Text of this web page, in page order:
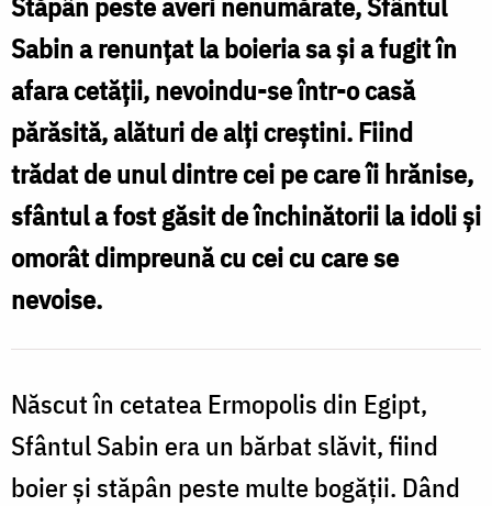
‒
drumul
spre
sfințenie
Sabin a renunțat la boieria sa și a fugit în
afara cetății, nevoindu-se într-o casă
părăsită, alături de alți creștini. Fiind
trădat de unul dintre cei pe care îi hrănise,
sfântul a fost găsit de închinătorii la idoli și
omorât dimpreună cu cei cu care se
nevoise.
Născut în cetatea Ermopolis din Egipt,
Sfântul Sabin era un bărbat slăvit, fiind
boier și stăpân peste multe bogății. Dând